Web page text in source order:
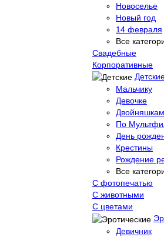
Новоселье
Новый год
14 февраля
Все
Свадебные
Корпоративные
Мальчику
Девочке
По
День
Крестины
Рождение
Все
С фотопечатью
C животными
С цветами
Девичник